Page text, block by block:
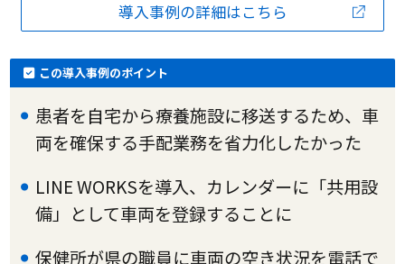
導入事例の詳細はこちら
この導入事例のポイント
患者を自宅から療養施設に移送するため、車
両を確保する手配業務を省力化したかった
LINE WORKSを導入、カレンダーに「共用設
備」として車両を登録することに
保健所が県の職員に車両の空き状況を電話で